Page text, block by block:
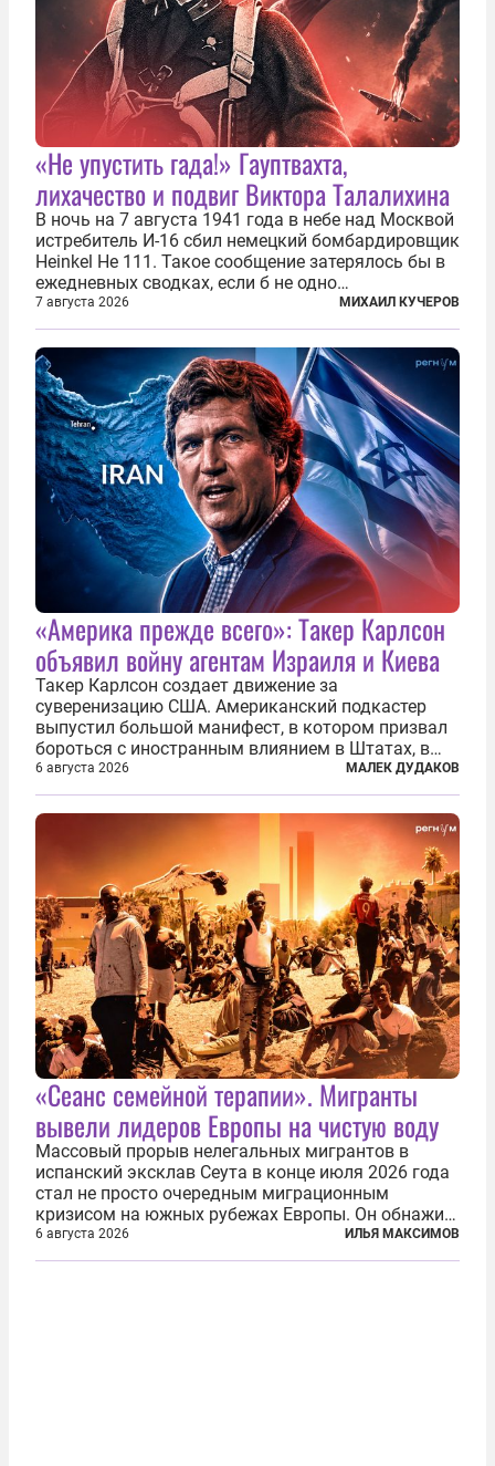
«Не упустить гада!» Гауптвахта,
лихачество и подвиг Виктора Талалихина
В ночь на 7 августа 1941 года в небе над Москвой
истребитель И-16 сбил немецкий бомбардировщик
Heinkel He 111. Такое сообщение затерялось бы в
ежедневных сводках, если б не одно
обстоятельство. Это был один из первых в
истории отечественной авиации ночных таранов.
У пилота — младшего лейтенанта...
7 августа 2026 МИХАИЛ КУЧЕРОВ
«Америка прежде всего»: Такер Карлсон
объявил войну агентам Израиля и Киева
Такер Карлсон создает движение за
суверенизацию США. Американский подкастер
выпустил большой манифест, в котором призвал
бороться с иностранным влиянием в Штатах, в
первую очередь имея в виду Израиль. А также
прекратить заморские войны, выплатить
репарации Ирану, остановить прием мигрантов...
6 августа 2026 МАЛЕК ДУДАКОВ
«Сеанс семейной терапии». Мигранты
вывели лидеров Европы на чистую воду
Массовый прорыв нелегальных мигрантов в
испанский эксклав Сеута в конце июля 2026 года
стал не просто очередным миграционным
кризисом на южных рубежах Европы. Он обнажил
фундаментальный раскол внутри Евросоюза,
продемонстрировав, что десятилетиями
6 августа 2026 ИЛЬЯ МАКСИМОВ